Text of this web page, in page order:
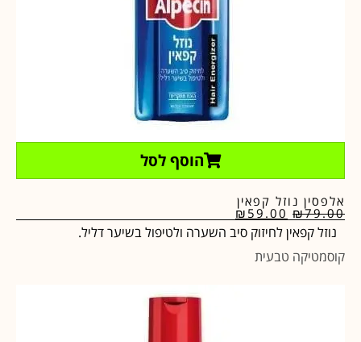
הוסף לסל
אלפסין נוזל קפאין
₪79.00
₪ 59.00
נוזל קפאין לחיזוק סיב השערה ולטיפול בשיער דליל.
קוסמטיקה טבעית